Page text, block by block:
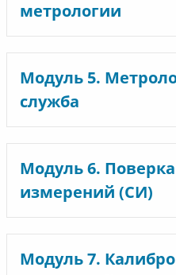
метрологии
Модуль 5.
служба
Модуль 6.
измерений (СИ)
Модуль 7.